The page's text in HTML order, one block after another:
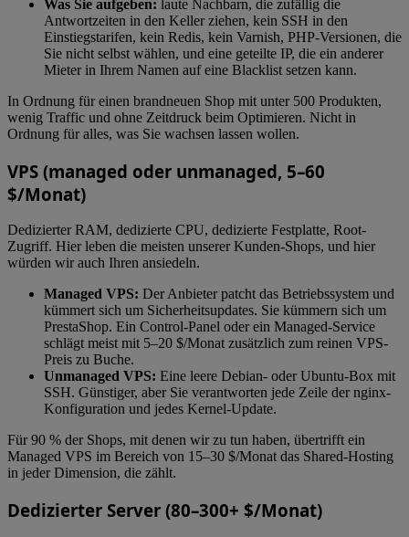
Was Sie aufgeben: laute Nachbarn, die zufällig die
Antwortzeiten in den Keller ziehen, kein SSH in den
Einstiegstarifen, kein Redis, kein Varnish, PHP-Versionen, die
Sie nicht selbst wählen, und eine geteilte IP, die ein anderer
Mieter in Ihrem Namen auf eine Blacklist setzen kann.
In Ordnung für einen brandneuen Shop mit unter 500 Produkten,
wenig Traffic und ohne Zeitdruck beim Optimieren. Nicht in
Ordnung für alles, was Sie wachsen lassen wollen.
VPS (managed oder unmanaged, 5–60
$/Monat)
Dedizierter RAM, dedizierte CPU, dedizierte Festplatte, Root-
Zugriff. Hier leben die meisten unserer Kunden-Shops, und hier
würden wir auch Ihren ansiedeln.
Managed VPS: Der Anbieter patcht das Betriebssystem und
kümmert sich um Sicherheitsupdates. Sie kümmern sich um
PrestaShop. Ein Control-Panel oder ein Managed-Service
schlägt meist mit 5–20 $/Monat zusätzlich zum reinen VPS-
Preis zu Buche.
Unmanaged VPS: Eine leere Debian- oder Ubuntu-Box mit
SSH. Günstiger, aber Sie verantworten jede Zeile der nginx-
Konfiguration und jedes Kernel-Update.
Für 90 % der Shops, mit denen wir zu tun haben, übertrifft ein
Managed VPS im Bereich von 15–30 $/Monat das Shared-Hosting
in jeder Dimension, die zählt.
Dedizierter Server (80–300+ $/Monat)